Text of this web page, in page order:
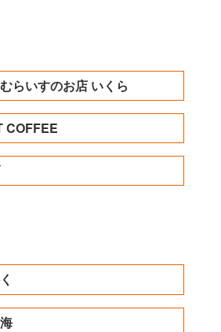
らいすのお店 いくら
COFFEE